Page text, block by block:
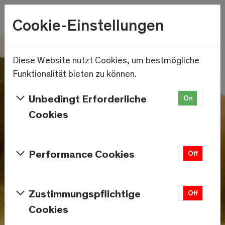
Skip to main content
20.8°C
Wetter
Cookie-Einstellungen
Diese Website nutzt Cookies, um bestmögliche
Funktionalität bieten zu können.
Unbedingt Erforderliche
Cookies
On Off
Performance Cookies Off
Zustimmungspflichtige
Cookies
Off